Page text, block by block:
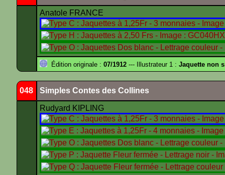
Anatole FRANCE
Édition originale : 07/1912 --- Illustrateur 1 : Jaquette non
048 Simples Contes des Collines
Rudyard KIPLING